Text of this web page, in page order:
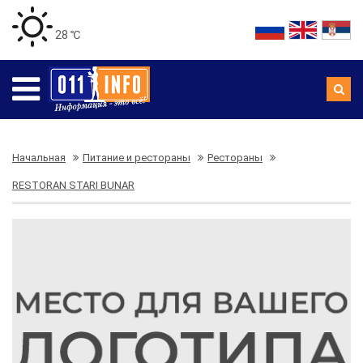
28 ℃
Начальная Питание и рестораны Рестораны
RESTORAN STARI BUNAR